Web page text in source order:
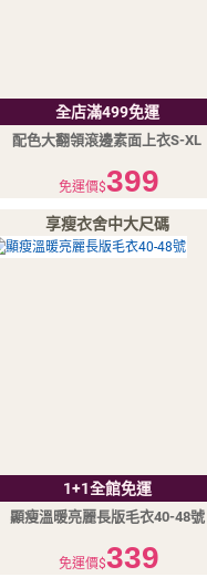
全店滿499免運
配色大翻領滾邊素面上衣S-XL
免運價$399
享瘦衣舍中大尺碼
1+1全館免運
顯瘦溫暖亮麗長版毛衣40-48號
免運價$339